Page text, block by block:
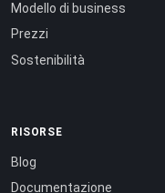
Modello di business
Prezzi
Sostenibilità
RISORSE
Blog
Documentazione